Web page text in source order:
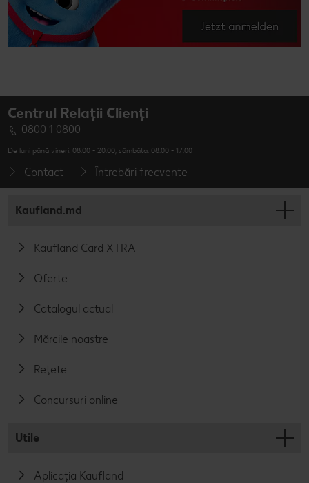
Centrul Relații Clienți
0800 1 0800
De luni până vineri: 08:00 - 20:00; sâmbăta: 08:00 - 17:00
Contact Întrebări frecvente
Kaufland.md
Kaufland Card XTRA
Oferte
Catalogul actual
Mărcile noastre
Rețete
Concursuri online
Utile
Aplicația Kaufland